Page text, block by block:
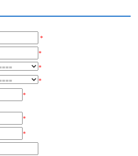
*
*
*
*
*
*
*